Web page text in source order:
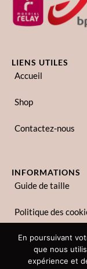
LIENS UTILES
Accueil
Shop
Contactez-nous
INFORMATIONS
Guide de taille
Politique des
Politique de
En poursuivant
que nous
expérience et